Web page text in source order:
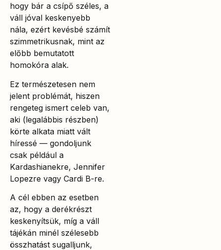
hogy bár a csípő széles, a
váll jóval keskenyebb
nála, ezért kevésbé számít
szimmetrikusnak, mint az
előbb bemutatott
homokóra alak.
Ez természetesen nem
jelent problémát, hiszen
rengeteg ismert celeb van,
aki (legalábbis részben)
körte alkata miatt vált
híressé — gondoljunk
csak például a
Kardashianekre, Jennifer
Lopezre vagy Cardi B-re.
A cél ebben az esetben
az, hogy a derékrészt
keskenyítsük, míg a váll
tájékán minél szélesebb
összhatást sugalljunk,